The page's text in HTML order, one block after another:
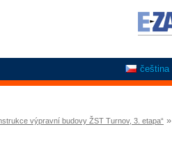
čeština
výpravní budovy ŽST Turnov, 3. etapa“ »